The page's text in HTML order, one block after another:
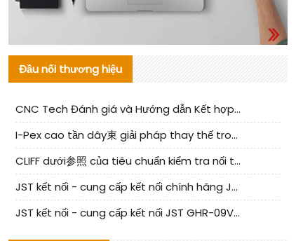
Đầu nối thương hiệu
CNC Tech Đánh giá và Hướng dẫn Kết hợp Sản xuất Linh kiện Cable Nội địa
I-Pex cao tần dây束 giải pháp thay thế trong nước phân tích
CLIFF dưới参照 của tiêu chuẩn kiểm tra nối tiếp器 trong nước được cập nhật
JST kết nối - cung cấp kết nối chính hãng JST NSHR-02V-S | sản phẩm thay thế
JST kết nối - cung cấp kết nối JST GHR-09V-S chính hãng | hàng thay thế